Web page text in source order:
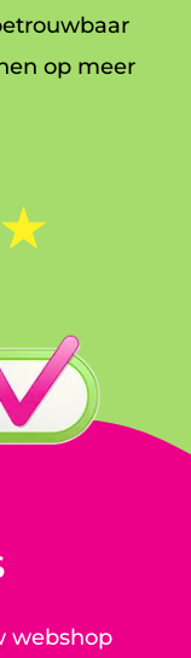
op meer
☆
webshop